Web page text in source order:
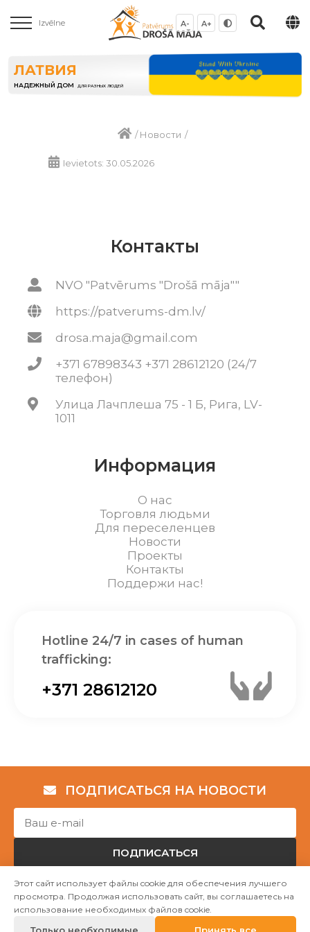
Izvēlne A- A+
ЛАТВИЯ
НАДЕЖНЫЙ ДОМ ДЛЯ РАЗНЫХ ЛЮДЕЙ
/Новости /
Ievietots: 30.05.2026
Контакты
NVO "Patvērums "Drošā māja""
https://patverums-dm.lv/
drosa.maja@gmail.com
+371 67898343 +371 28612120 (24/7
телефон)
Улица Лачплеша 75 - 1 Б, Рига, LV-
1011
Информация
О нас
Торговля людьми
Для переселенцев
Новости
Проекты
Контакты
Поддержи нас!
Hotline 24/7 in cases of human
trafficking:
+371 28612120
ПОДПИСАТЬСЯ НА НОВОСТИ
ПОДПИСАТЬСЯ
Авторские права © НГО „Убежище "Надёжный дом""
Этот сайт использует файлы cookie для обеспечения лучшего
просмотра. Продолжая использовать сайт, вы соглашаетесь на
использование необходимых файлов cookie.